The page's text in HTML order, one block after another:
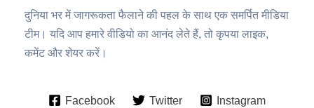
दुनिया भर में जागरूकता फैलाने की पहल के साथ एक समर्पित मीडिया
टीम। यदि आप हमारे वीडियो का आनंद लेते हैं, तो कृपया लाइक,
कमेंट और शेयर करें।
Facebook Twitter Instagram